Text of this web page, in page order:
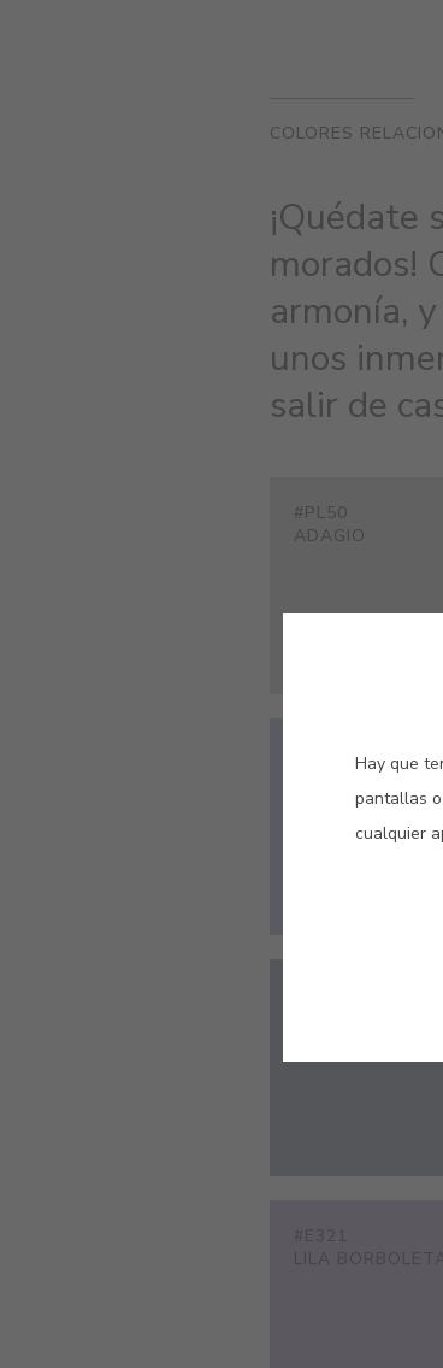
COLORES
¡Quédate
morados!
armonía,
unos
salir de
#PL50
ADAGIO
ESPLIEGO
#E321
LILA
Hay que
pantallas
cualquier